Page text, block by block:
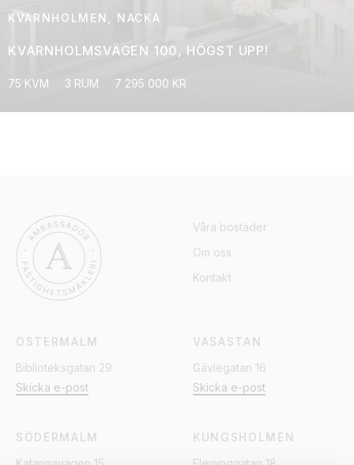
KVARNHOLMEN, NACKA
KVARNHOLMSVÄGEN 100, HÖGST UPP!
75 KVM 3 RUM 7 295 000 KR
Våra bostäder
Om oss
Kontakt
ÖSTERMALM
Biblioteksgatan 29
Skicka e-post
VASASTAN
Gävlegatan 16
Skicka e-post
SÖDERMALM
KUNGSHOLMEN